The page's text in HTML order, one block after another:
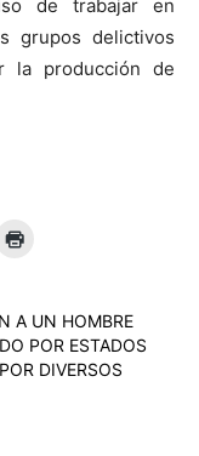
de trabajar en
grupos delictivos
la producción de
A UN HOMBRE
POR ESTADOS
DIVERSOS